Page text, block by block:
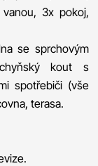
3x pokoj,
se sprchovým
kout s
spotřebiči (vše
terasa.